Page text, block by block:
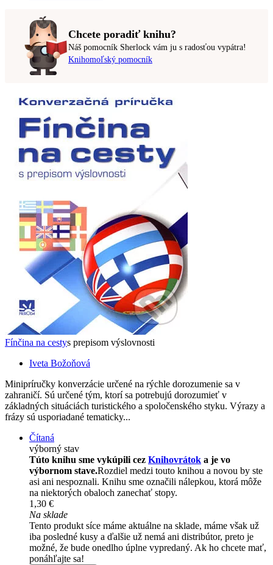
Chcete poradiť knihu?
Náš pomocník Sherlock vám ju s radosťou vypátra!
Knihomoľský pomocník
Fínčina na cestys prepisom výslovnosti
Iveta Božoňová
Minipríručky konverzácie určené na rýchle dorozumenie sa v
zahraničí. Sú určené tým, ktorí sa potrebujú dorozumieť v
základných situáciách turistického a spoločenského styku. Výrazy a
frázy sú usporiadané tematicky...
Čítaná
výborný stav
Túto knihu sme vykúpili cez Knihovrátok a je vo
výbornom stave.Rozdiel medzi touto knihou a novou by ste
asi ani nespoznali. Knihu sme označili nálepkou, ktorá môže
na niektorých obaloch zanechať stopy.
1,30 €
Na sklade
Tento produkt síce máme aktuálne na sklade, máme však už
iba posledné kusy a ďalšie už nemá ani distribútor, preto je
možné, že bude onedlho úplne vypredaný. Ak ho chcete mať,
ponáhľajte sa!